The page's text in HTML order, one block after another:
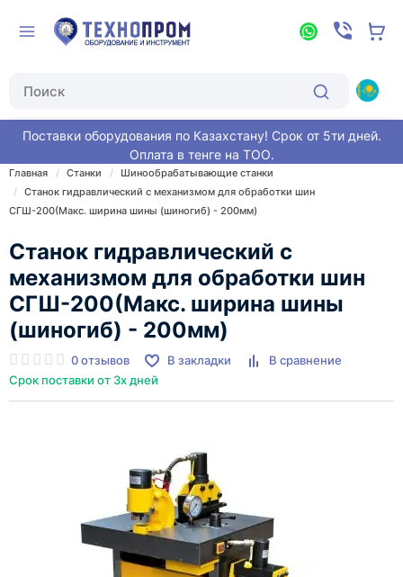
Поставки оборудования по Казахстану! Срок от 5ти дней.
Оплата в тенге на ТОО.
Главная Станки
Шинообрабатывающие станки
Станок гидравлический с механизмом для обработки шин
СГШ-200(Макс. ширина шины (шиногиб) - 200мм)
Станок гидравлический с
механизмом для обработки шин
СГШ-200(Макс. ширина шины
(шиногиб) - 200мм)
0 отзывов В закладки
В сравнение
Срок поставки от 3х дней